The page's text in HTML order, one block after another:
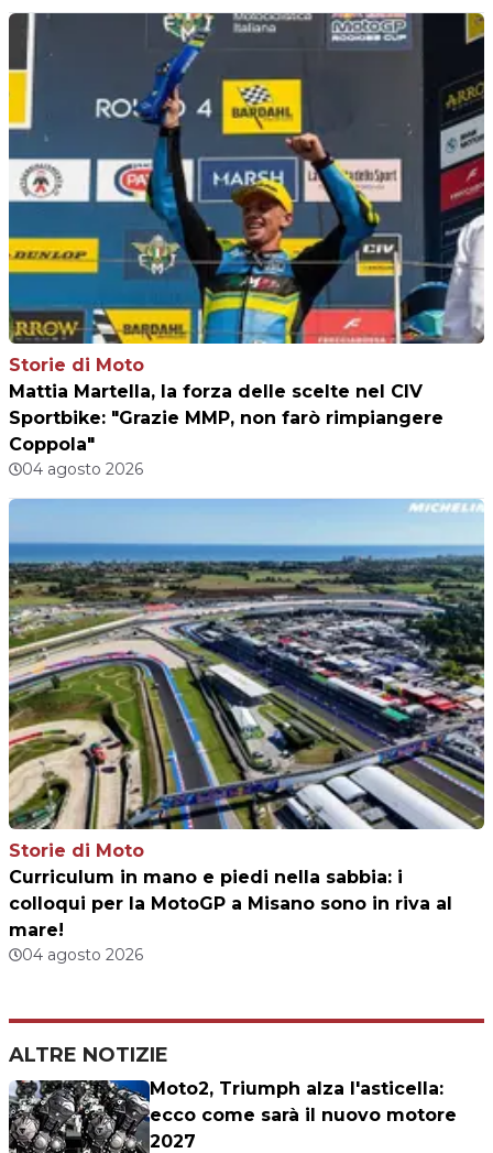
Storie di Moto
Mattia Martella, la forza delle scelte nel CIV
Sportbike: "Grazie MMP, non farò rimpiangere
Coppola"
04 agosto 2026
Storie di Moto
Curriculum in mano e piedi nella sabbia: i
colloqui per la MotoGP a Misano sono in riva al
mare!
04 agosto 2026
ALTRE NOTIZIE
Moto2, Triumph alza l'asticella:
ecco come sarà il nuovo motore
2027